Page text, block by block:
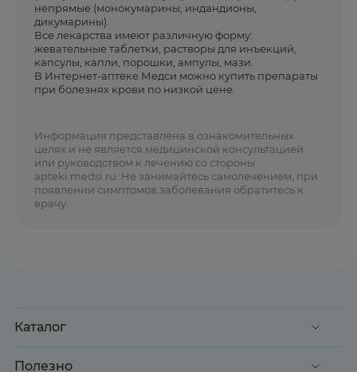
непрямые (монокумарины, индандионы,
дикумарины).
Все лекарства имеют различную форму:
жевательные таблетки, растворы для инъекций,
капсулы, капли, порошки, ампулы, мази.
В Интернет-аптеке Медси можно купить препараты
при болезнях крови по низкой цене.
Информация представлена в ознакомительных
целях и не является медицинской консультацией
или руководством к лечению со стороны
apteki.medsi.ru. Не занимайтесь самолечением, при
появлении симптомов заболевания обратитесь к
врачу.
Каталог
Акции
Полезно